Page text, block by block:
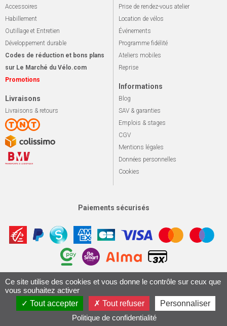
Accessoires
Habillement
Outillage et Entretien
Développement durable
Codes de réduction et bons plans
sur Le Marché du Vélo.com
Promotions
Livraisons
Livraisons & retours
Prise de rendez-vous atelier
Location de vélos
Événements
Programme fidélité
Ateliers mobiles
Reprise
Informations
Blog
SAV & garanties
Emplois & stages
CGV
Mentions légales
Données personnelles
Cookies
Paiements sécurisés
© 2026 Le marché du vélo Tous droits réservés. Apotekisto,
Conception & Réalisation 161.io
Ce site utilise des cookies et vous donne le contrôle sur ceux que
vous souhaitez activer
Tout accepter
Tout refuser
Personnaliser
Politique de confidentialité